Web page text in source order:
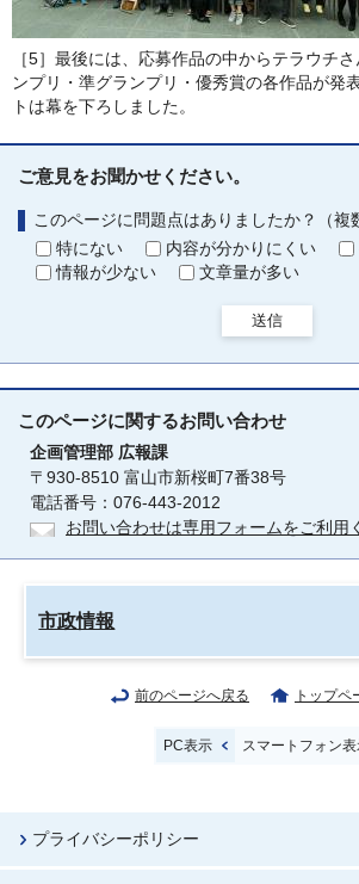
［5］最後には、応募作品の中からテラウチ
ンプリ・準グランプリ・優秀賞の各作品が発
トは幕を下ろしました。
ご意見をお聞かせください。
このページに問題点はありましたか？（複
特にない
内容が分かりにくい
情報が少ない
文章量が多い
送信
このページに関するお問い合わせ
企画管理部 広報課
〒930-8510 富山市新桜町7番38号
電話番号：076-443-2012
お問い合わせは専用フォームをご利用
市政情報
前のページへ戻る トップペ
PC表示 スマートフォン
プライバシーポリシー